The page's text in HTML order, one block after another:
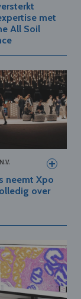
met
All Soil
neemt Xpo
over